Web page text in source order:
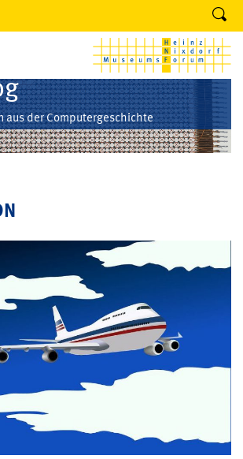
aus der Computergeschichte